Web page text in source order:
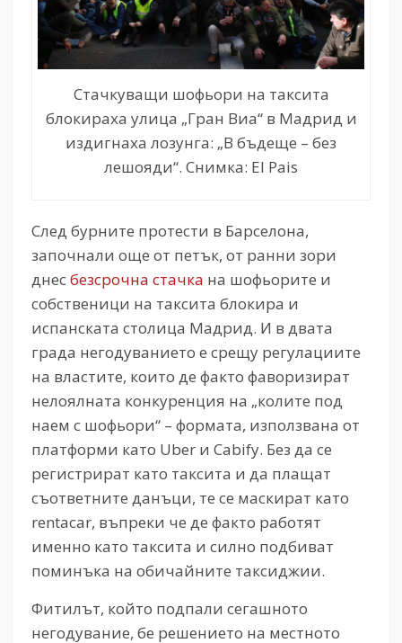
Стачкуващи шофьори на таксита
блокираха улица „Гран Виа“ в Мадрид и
издигнаха лозунга: „В бъдеще – без
лешояди“. Снимка: El Pais
След бурните протести в Барселона,
започнали още от петък, от ранни зори
днесбезсрочна стачка на шофьорите и
собственици на таксита блокира и
испанската столица Мадрид. И в двата
града негодуванието е срещу регулациите
на властите, които де факто фаворизират
нелоялната конкуренция на „колите под
наем с шофьори“ – формата, използвана от
платформи като Uber и Cabify. Без да се
регистрират като таксита и да плащат
съответните данъци, те се маскират като
rentacar, въпреки че де факто работят
именно като таксита и силно подбиват
поминъка на обичайните таксиджии.
Фитилът, който подпали сегашното
негодувание, бе решението на местното